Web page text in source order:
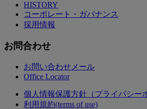
HISTORY
コーポレート・ガバナンス
採用情報
お問合わせ
お問い合わせメール
Office Locator
個人情報保護方針（プライバシー
利用規約(terms of use)